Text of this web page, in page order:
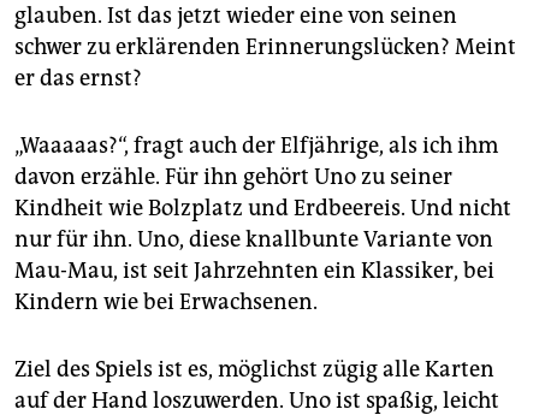
glauben. Ist das jetzt wieder eine von seinen
schwer zu erklärenden Erinnerungslücken? Meint
er das ernst?
„Waaaaas?“, fragt auch der Elfjährige, als ich ihm
davon erzähle. Für ihn gehört Uno zu seiner
Kindheit wie Bolzplatz und Erdbeereis. Und nicht
nur für ihn. Uno, diese knallbunte Variante von
Mau-Mau, ist seit Jahrzehnten ein Klassiker, bei
Kindern wie bei Erwachsenen.
Ziel des Spiels ist es, möglichst zügig alle Karten
auf der Hand loszuwerden. Uno ist spaßig, leicht